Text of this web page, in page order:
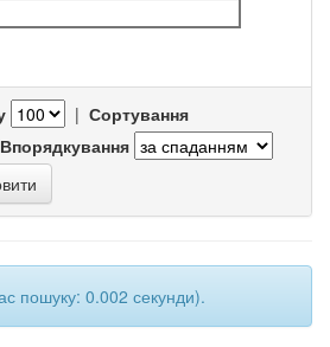
| Сортування
Впорядкування
пошуку: 0.002 секунди).